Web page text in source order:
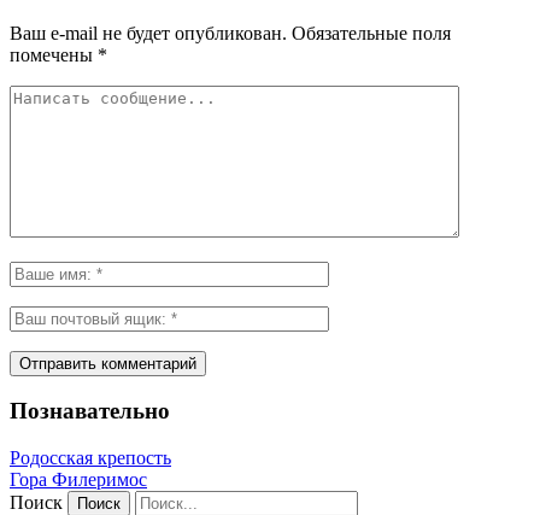
Ваш e-mail не будет опубликован. Обязательные поля
помечены *
Познавательно
Родосская крепость
Гора Филеримос
Поиск